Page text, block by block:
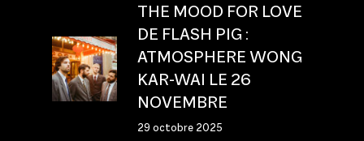
THE MOOD FOR LOVE
DE FLASH PIG :
ATMOSPHERE WONG
KAR-WAI LE 26
NOVEMBRE
29 octobre 2025